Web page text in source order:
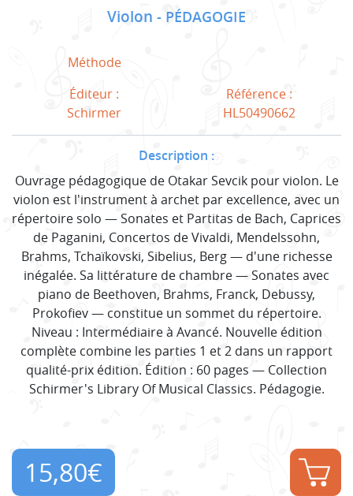
Violon PÉDAGOGIE
Méthode
Éditeur :
Schirmer
Référence :
HL50490662
Description :
Ouvrage pédagogique de Otakar Sevcik pour violon. Le
violon est l'instrument à archet par excellence, avec un
répertoire solo — Sonates et Partitas de Bach, Caprices
de Paganini, Concertos de Vivaldi, Mendelssohn,
Brahms, Tchaïkovski, Sibelius, Berg — d'une richesse
inégalée. Sa littérature de chambre — Sonates avec
piano de Beethoven, Brahms, Franck, Debussy,
Prokofiev — constitue un sommet du répertoire.
Niveau : Intermédiaire à Avancé. Nouvelle édition
complète combine les parties 1 et 2 dans un rapport
qualité-prix édition. Édition : 60 pages — Collection
Schirmer's Library Of Musical Classics. Pédagogie.
15,80€